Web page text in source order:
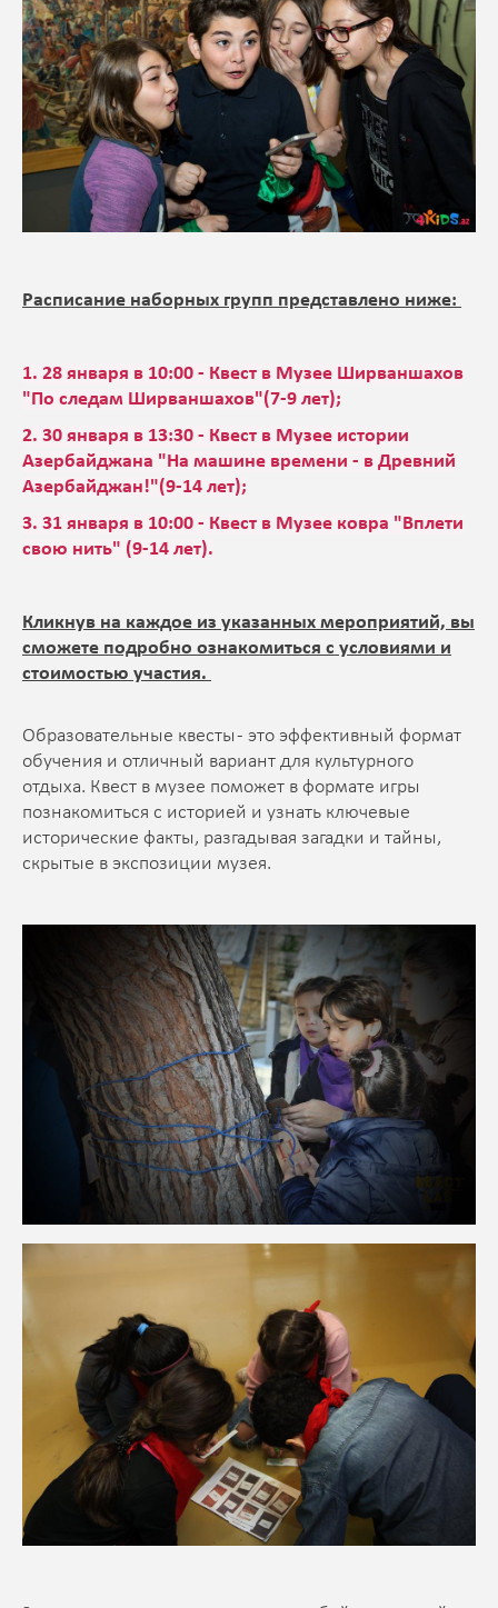
Расписание наборных групп представлено ниже:
1. 28 января в 10:00 - Квест в Музее Ширваншахов
"По следам Ширваншахов"(7-9 лет);
2. 30 января в 13:30 - Квест в Музее истории
Азербайджана "На машине времени - в Древний
Азербайджан!"(9-14 лет);
3. 31 января в 10:00 - Квест в Музее ковра "Вплети
свою нить" (9-14 лет).
Кликнув на каждое из указанных мероприятий, вы
сможете подробно ознакомиться с условиями и
стоимостью участия.
Образовательные квесты - это эффективный формат
обучения и отличный вариант для культурного
отдыха. Квест в музее поможет в формате игры
познакомиться с историей и узнать ключевые
исторические факты, разгадывая загадки и тайны,
скрытые в экспозиции музея.